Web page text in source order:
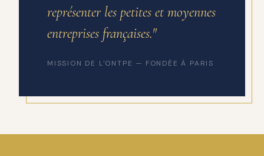
représenter les petites et moyennes
entreprises françaises."
MISSION DE L'ONTPE — FONDÉE À PARIS